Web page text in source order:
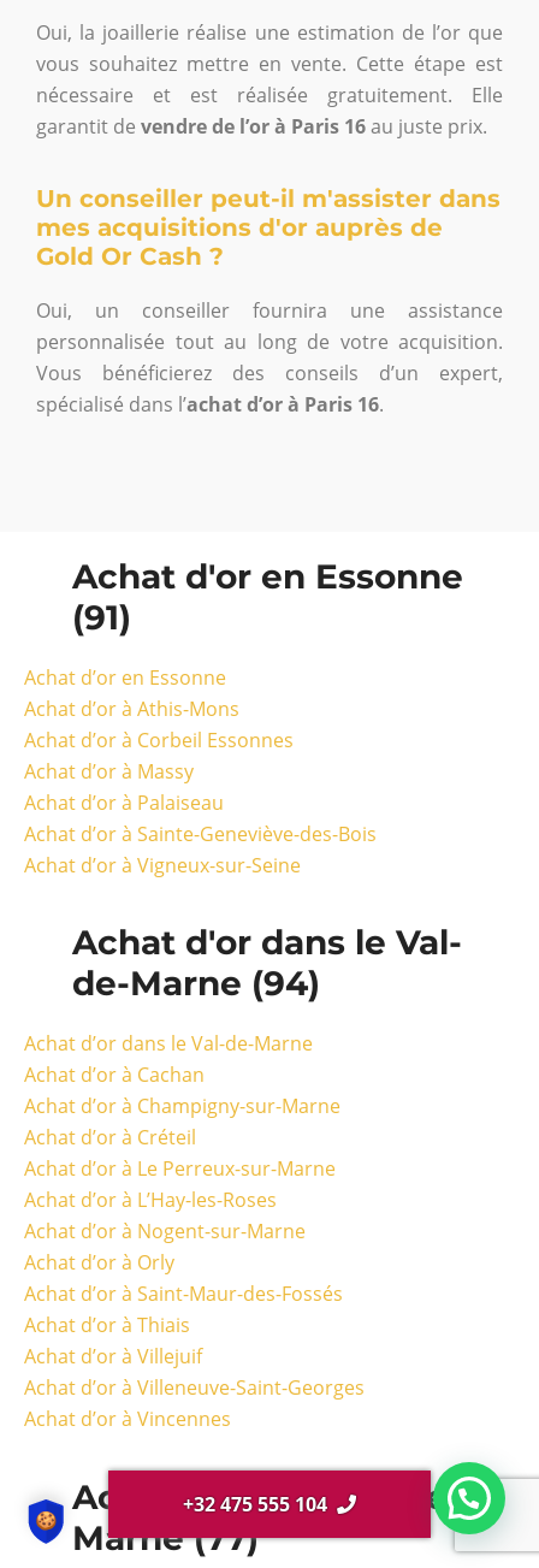
Oui, la joaillerie réalise une estimation de l’or que
vous souhaitez mettre en vente. Cette étape est
nécessaire et est réalisée gratuitement. Elle
garantit de vendre de l’or à Paris 16au juste prix.
Un conseiller peut-il m'assister dans
mes acquisitions d'or auprès de
Gold Or Cash ?
Oui, un conseiller fournira une assistance
personnalisée tout au long de votre acquisition.
Vous bénéficierez des conseils d’un expert,
spécialisé dans l’achat d’or à Paris 16.
Achat d'or en Essonne
(91)
Achat d’or en Essonne
Achat d’or à Athis-Mons
Achat d’or à Corbeil Essonnes
Achat d’or à Massy
Achat d’or à Palaiseau
Achat d’or à Sainte-Geneviève-des-Bois
Achat d’or à Vigneux-sur-Seine
Achat d'or dans le Val-
de-Marne (94)
Achat d’or dans le Val-de-Marne
Achat d’or à Cachan
Achat d’or à Champigny-sur-Marne
Achat d’or à Créteil
Achat d’or à Le Perreux-sur-Marne
Achat d’or à L’Hay-les-Roses
Achat d’or à Nogent-sur-Marne
Achat d’or à Orly
Achat d’or à Saint-Maur-des-Fossés
Achat d’or à Thiais
Achat d’or à Villejuif
Achat d’or à Villeneuve-Saint-Georges
Achat d’or à Vincennes
Achat d'or en Seine-et-
Marne (77)
+32 475 555 104